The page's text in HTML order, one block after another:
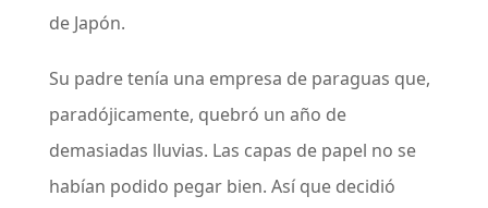
de Japón.
Su padre tenía una empresa de paraguas que,
paradójicamente, quebró un año de
demasiadas lluvias. Las capas de papel no se
habían podido pegar bien. Así que decidió